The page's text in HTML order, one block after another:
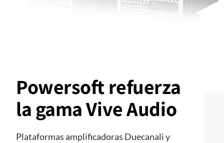
Powersoft refuerza
la gama Vive Audio
Plataformas amplificadoras Duecanali y